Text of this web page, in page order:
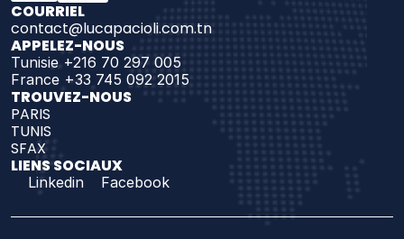
COURRIEL
contact@lucapacioli.com.tn
APPELEZ-NOUS
Tunisie +216 70 297 005
France +33 745 092 2015
TROUVEZ-NOUS
PARIS
TUNIS
SFAX
LIENS SOCIAUX
Linkedin Facebook